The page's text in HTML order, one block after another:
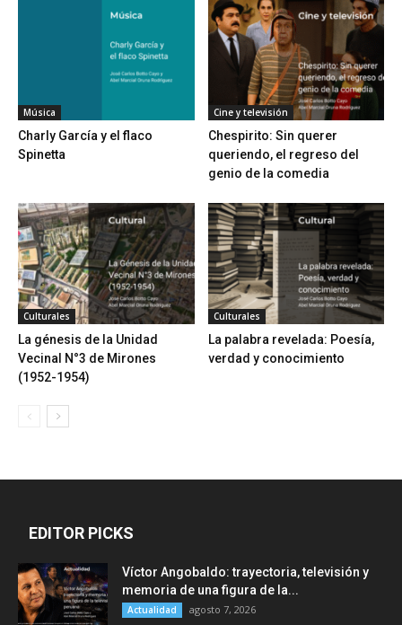
Música
Charly García y el flaco
Spinetta
Cine y televisión
Chespirito: Sin querer
queriendo, el regreso del
genio de la comedia
Culturales
La génesis de la Unidad
Vecinal N°3 de Mirones
(1952-1954)
Culturales
La palabra revelada: Poesía,
verdad y conocimiento
EDITOR PICKS
Víctor Angobaldo: trayectoria, televisión y
memoria de una figura de la...
Actualidad agosto 7, 2026